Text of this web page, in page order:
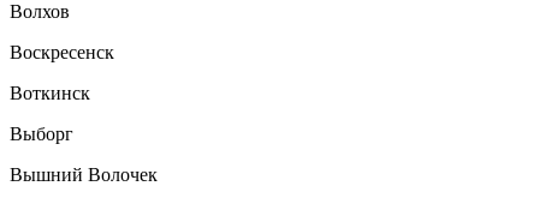
Волхов
Воскресенск
Воткинск
Выборг
Вышний Волочек